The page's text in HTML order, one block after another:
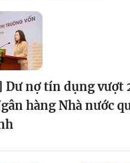
Dư nợ tín dụng vượt
hàng Nhà nước